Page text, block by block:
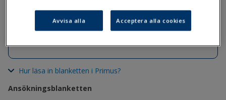
Filer
Hur läsa in blanketten i Primus?
Ansökningsblanketten
Avvisa alla Acceptera alla cookies